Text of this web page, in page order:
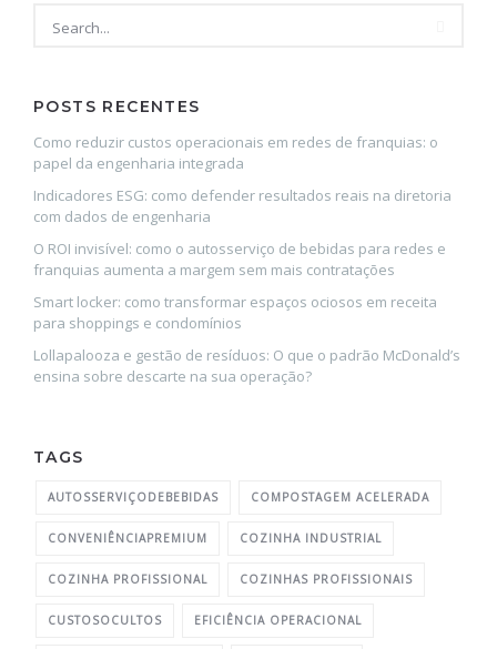
POSTS RECENTES
Como reduzir custos operacionais em redes de franquias: o
papel da engenharia integrada
Indicadores ESG: como defender resultados reais na diretoria
com dados de engenharia
O ROI invisível: como o autosserviço de bebidas para redes e
franquias aumenta a margem sem mais contratações
Smart locker: como transformar espaços ociosos em receita
para shoppings e condomínios
Lollapalooza e gestão de resíduos: O que o padrão McDonald’s
ensina sobre descarte na sua operação?
TAGS
AUTOSSERVIÇODEBEBIDAS COMPOSTAGEM ACELERADA
CONVENIÊNCIAPREMIUM COZINHA INDUSTRIAL
COZINHA PROFISSIONAL COZINHAS PROFISSIONAIS
CUSTOSOCULTOS EFICIÊNCIA OPERACIONAL